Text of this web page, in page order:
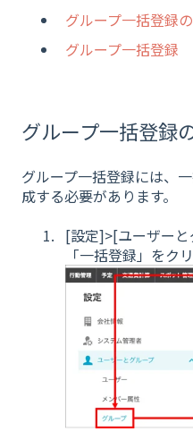
グループ一括登録
グループ一括登録
グループ一括登録
グループ一括登録には、
成する必要があります。
[設定]>[ユーザー
「一括登録」をク